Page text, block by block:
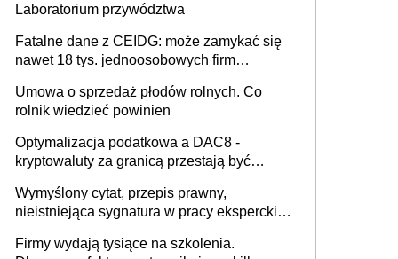
Laboratorium przywództwa
Fatalne dane z CEIDG: może zamykać się
nawet 18 tys. jednoosobowych firm
Umowa o sprzedaż płodów rolnych. Co
rolnik wiedzieć powinien
Optymalizacja podatkowa a DAC8 -
kryptowaluty za granicą przestają być
Wymyślony cytat, przepis prawny,
nieistniejąca sygnatura w pracy eksperckiej -
firmie
Firmy wydają tysiące na szkolenia.